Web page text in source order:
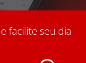
facilite seu dia